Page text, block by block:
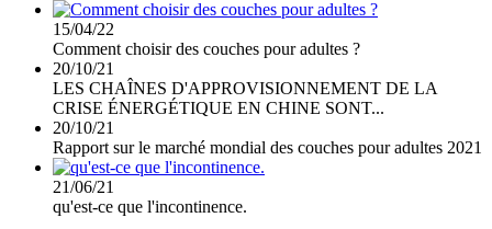
15/04/22
Comment choisir des couches pour adultes ?
20/10/21
LES CHAÎNES D'APPROVISIONNEMENT DE LA
CRISE ÉNERGÉTIQUE EN CHINE SONT...
20/10/21
Rapport sur le marché mondial des couches pour adultes 2021
21/06/21
qu'est-ce que l'incontinence.